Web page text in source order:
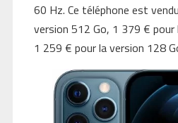
60 Hz. Ce téléphone est
version 512 Go, 1 379 €
1 259 € pour la version 128